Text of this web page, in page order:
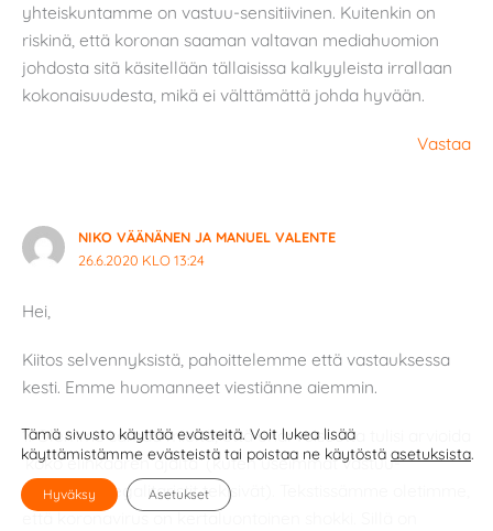
yhteiskuntamme on vastuu-sensitiivinen. Kuitenkin on
riskinä, että koronan saaman valtavan mediahuomion
johdosta sitä käsitellään tällaisissa kalkyyleista irrallaan
kokonaisuudesta, mikä ei välttämättä johda hyvään.
Vastaa
NIKO VÄÄNÄNEN JA MANUEL VALENTE
26.6.2020 KLO 13:24
Hei,
Kiitos selvennyksistä, pahoittelemme että vastauksessa
kesti. Emme huomanneet viestiänne aiemmin.
1. Olemme samaa mieltä, että eriarvoisuutta tulisi arvioida
’koko elinkaaren ajalta’ (kuten useimmat vastuu-
sensitiiviset egalitaristit tekisivät). Tekstissämme oletimme,
että koronavirus on kertaluontoinen shokki. Sillä on
Tämä sivusto käyttää evästeitä. Voit lukea lisää
käyttämistämme evästeistä tai poistaa ne käytöstä asetuksista.
Hyväksy Asetukset